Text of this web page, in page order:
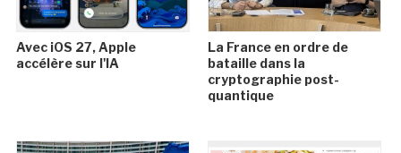
Avec iOS 27, Apple
accélère sur l'IA
La France en ordre de
bataille dans la
cryptographie post-
quantique